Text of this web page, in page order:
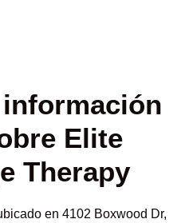
información
Elite
Therapy
en 4102 Boxwood Dr,